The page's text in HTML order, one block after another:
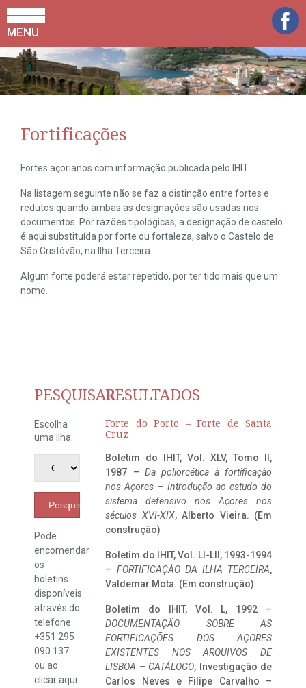
MENU
Fortificações
Fortes açorianos com informação publicada pelo IHIT.
Na listagem seguinte não se faz a distinção entre fortes e
redutos quando ambas as designações são usadas nos
documentos. Por razões tipológicas, a designação de castelo
é aqui substituída por forte ou fortaleza, salvo o Castelo de
São Cristóvão, na Ilha Terceira.
Algum forte poderá estar repetido, por ter tido mais que um
nome.
PESQUISAR
Escolha
uma ilha:
Pesquisar
Pode
encomendar
os
boletins
disponíveis
através do
telefone
+351 295
090 137
ou ao
clicaraqui
RESULTADOS
Forte do Porto – Forte de Santa
Cruz
Boletim do IHIT, Vol. XLV, Tomo II,
1987 – Da poliorcética à fortificação
nos Açores – Introdução ao estudo do
sistema defensivo nos Açores nos
séculos XVI-XIX, Alberto Vieira. (Em
construção)
Boletim do IHIT, Vol. LI-LII, 1993-1994
– FORTIFICAÇÃO DA ILHA TERCEIRA,
Valdemar Mota. (Em construção)
Boletim do IHIT, Vol. L, 1992 –
DOCUMENTAÇÃO SOBRE AS
FORTIFICAÇÕES DOS AÇORES
EXISTENTES NOS ARQUIVOS DE
LISBOA – CATÁLOGO, Investigação de
Carlos Neves e Filipe Carvalho –